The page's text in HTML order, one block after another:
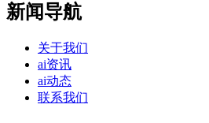
新闻导航
关于我们
ai资讯
ai动态
联系我们